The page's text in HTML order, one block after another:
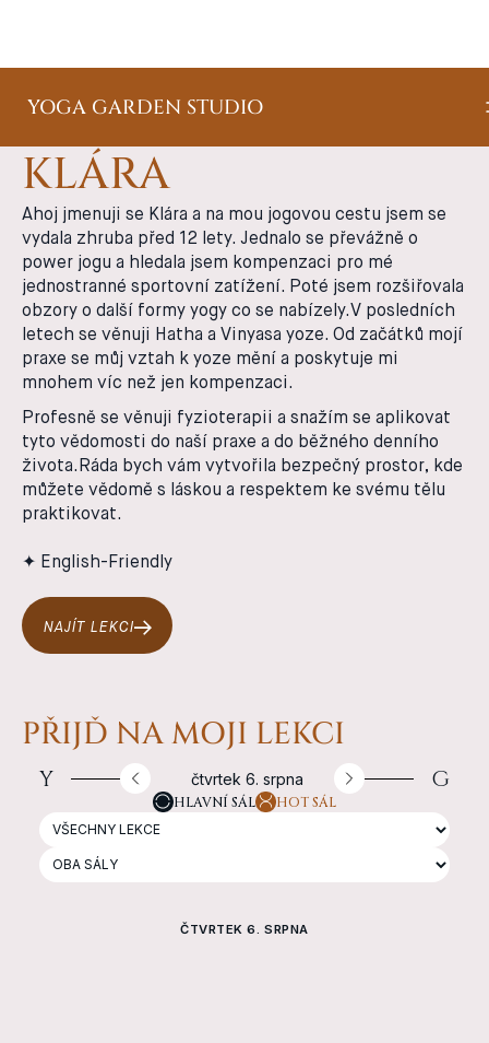
YOGA GARDEN STUDIO
KLÁRA
Ahoj jmenuji se Klára a na mou jogovou cestu jsem se
vydala zhruba před 12 lety. Jednalo se převážně o
power jogu a hledala jsem kompenzaci pro mé
jednostranné sportovní zatížení. Poté jsem rozšiřovala
obzory o další formy yogy co se nabízely.V posledních
letech se věnuji Hatha a Vinyasa yoze. Od začátků mojí
praxe se můj vztah k yoze mění a poskytuje mi
mnohem víc než jen kompenzaci.
Profesně se věnuji fyzioterapii a snažím se aplikovat
tyto vědomosti do naší praxe a do běžného denního
života.Ráda bych vám vytvořila bezpečný prostor, kde
můžete vědomě s láskou a respektem ke svému tělu
praktikovat.
✦ English-Friendly
NAJÍT LEKCI
PŘIJĎ NA MOJI LEKCI